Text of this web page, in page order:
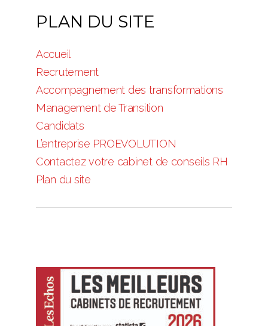
PLAN DU SITE
Accueil
Recrutement
Accompagnement des transformations
Management de Transition
Candidats
L’entreprise PROEVOLUTION
Contactez votre cabinet de conseils RH
Plan du site